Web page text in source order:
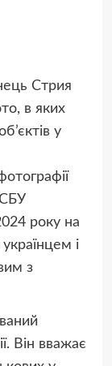
Стрия
в яких
у
СБУ
року на
і
з
Він вважає